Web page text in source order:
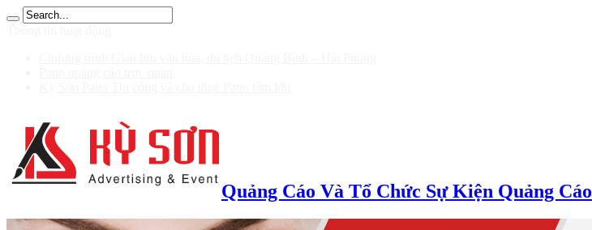
บ 200
Quảng Cáo Và Tổ Chức Sự Kiện Quảng Cáo